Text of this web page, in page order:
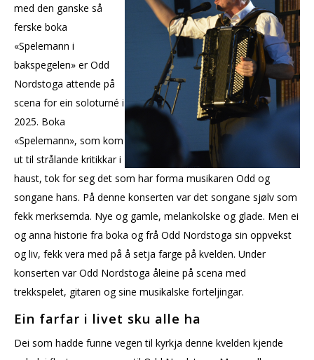
med den ganske så
ferske boka
«Spelemann i
bakspegelen» er Odd
Nordstoga attende på
scena for ein soloturné i
2025. Boka
«Spelemann», som kom
ut til strålande kritikkar i
haust, tok for seg det som har forma musikaren Odd og
songane hans. På denne konserten var det songane sjølv som
fekk merksemda. Nye og gamle, melankolske og glade. Men ei
og anna historie fra boka og frå Odd Nordstoga sin oppvekst
og liv, fekk vera med på å setja farge på kvelden. Under
konserten var Odd Nordstoga åleine på scena med
trekkspelet, gitaren og sine musikalske forteljingar.
Ein farfar i livet sku alle ha
Dei som hadde funne vegen til kyrkja denne kvelden kjende